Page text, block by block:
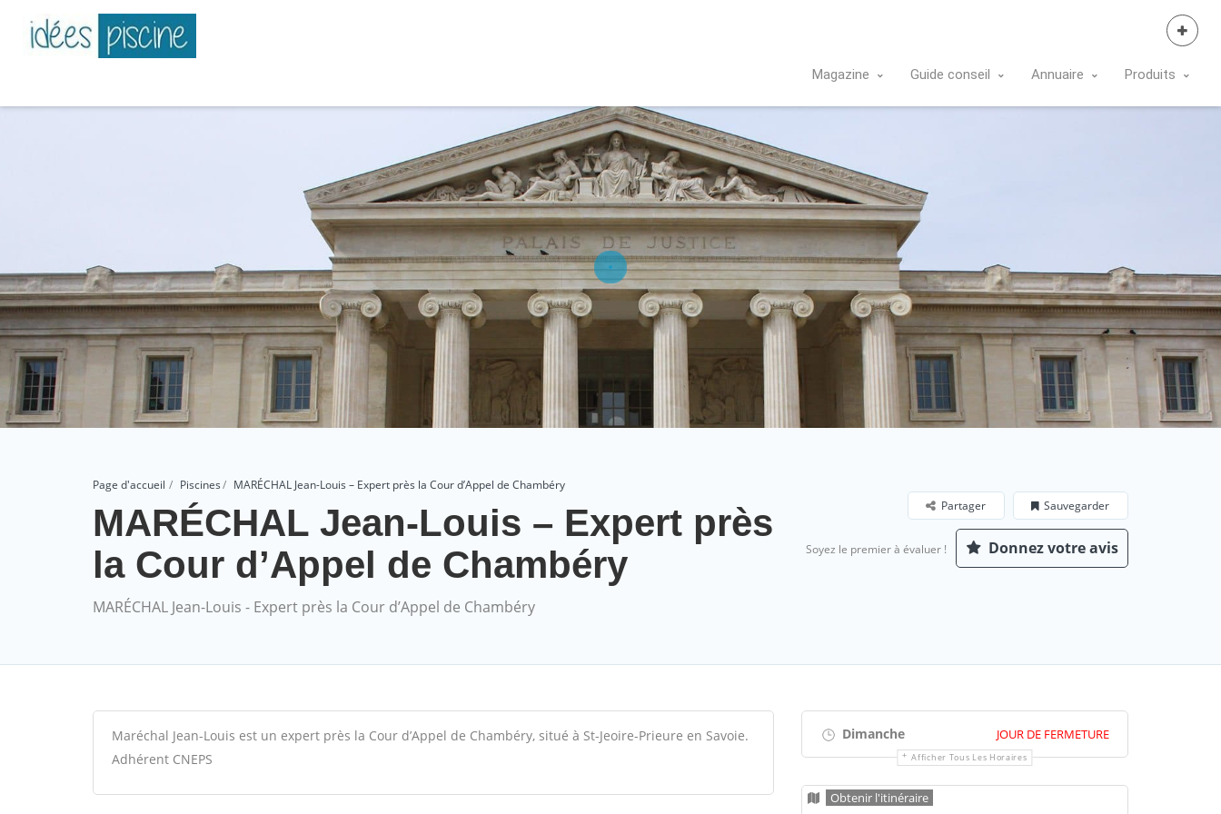
Magazine Guide conseil Annuaire Produits
Page d'accueil Piscines MARÉCHAL Jean-Louis – Expert près la Cour d’Appel de Chambéry
MARÉCHAL Jean-Louis – Expert près
la Cour d’Appel de Chambéry
MARÉCHAL Jean-Louis - Expert près la Cour d’Appel de Chambéry
Sauvegarder
Partager
Soyez le premier à évaluer ! Donnez votre avis
Maréchal Jean-Louis est un expert près la Cour d’Appel de Chambéry, situé à St-Jeoire-Prieure en Savoie.
Adhérent CNEPS
Dimanche JOUR DE FERMETURE
Afficher Tous Les Horaires
Obtenir l'itinéraire